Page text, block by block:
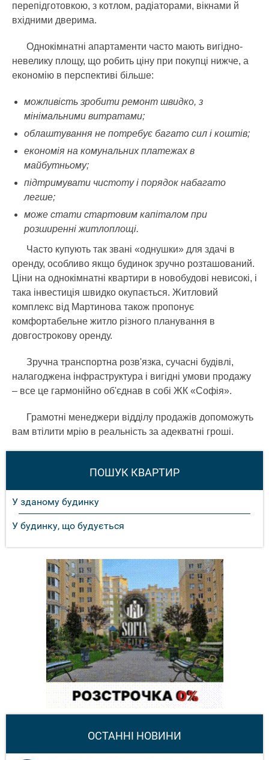
перепідготовкою, з котлом, радіаторами, вікнами й
вхідними дверима.
Однокімнатні апартаменти часто мають вигідно-
невелику площу, що робить ціну при покупці нижче, а
економію в перспективі більше:
можливість зробити ремонт швидко, з
мінімальними витратами;
облаштування не потребує багато сил і коштів;
економія на комунальних платежах в
майбутньому;
підтримувати чистоту і порядок набагато
легше;
може стати стартовим капіталом при
розширенні житлоплощі.
Часто купують так звані «однушки» для здачі в
оренду, особливо якщо будинок зручно розташований.
Ціни на однокімнатні квартири в новобудові невисокі, і
така інвестиція швидко окупається. Житловий
комплекс від Мартинова також пропонує
комфортабельне житло різного планування в
довгострокову оренду.
Зручна транспортна розв'язка, сучасні будівлі,
налагоджена інфраструктура і вигідні умови продажу
– все це гармонійно об'єднав в собі ЖК «Софія».
Грамотні менеджери відділу продажів допоможуть
вам втілити мрію в реальність за адекватні гроші.
ПОШУК КВАРТИР
У зданому будинку
У будинку, що будується
ОСТАННІ НОВИНИ